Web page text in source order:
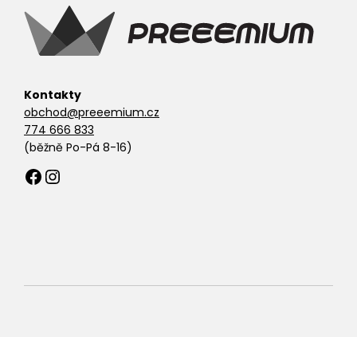
Kontakty
obchod@preeemium.cz
774 666 833
(běžně Po-Pá 8-16)
Facebook
Instagram